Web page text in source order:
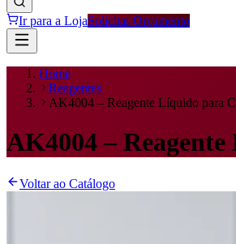
Ir para a LojaSolicitar Orçamento
Home
Reagentes
AK4004 – Reagente Líquido para
AK4004 –
Voltar ao Catálogo